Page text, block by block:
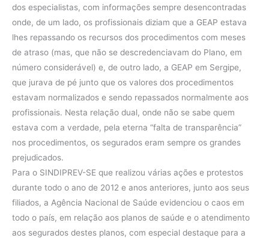
dos especialistas, com informações sempre desencontradas
onde, de um lado, os profissionais diziam que a GEAP estava
lhes repassando os recursos dos procedimentos com meses
de atraso (mas, que não se descredenciavam do Plano, em
número considerável) e, de outro lado, a GEAP em Sergipe,
que jurava de pé junto que os valores dos procedimentos
estavam normalizados e sendo repassados normalmente aos
profissionais. Nesta relação dual, onde não se sabe quem
estava com a verdade, pela eterna “falta de transparência”
nos procedimentos, os segurados eram sempre os grandes
prejudicados.
Para o SINDIPREV-SE que realizou várias ações e protestos
durante todo o ano de 2012 e anos anteriores, junto aos seus
filiados, a Agência Nacional de Saúde evidenciou o caos em
todo o país, em relação aos planos de saúde e o atendimento
aos segurados destes planos, com especial destaque para a